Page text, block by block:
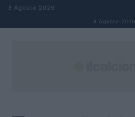
Salta al contenuto
8 Agosto 2026
8 Agosto 2026